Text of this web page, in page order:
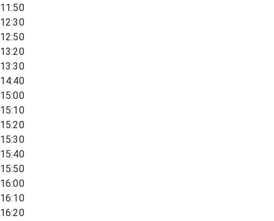
11:50
12:30
12:50
13:20
13:30
14:40
15:00
15:10
15:20
15:30
15:40
15:50
16:00
16:10
16:20